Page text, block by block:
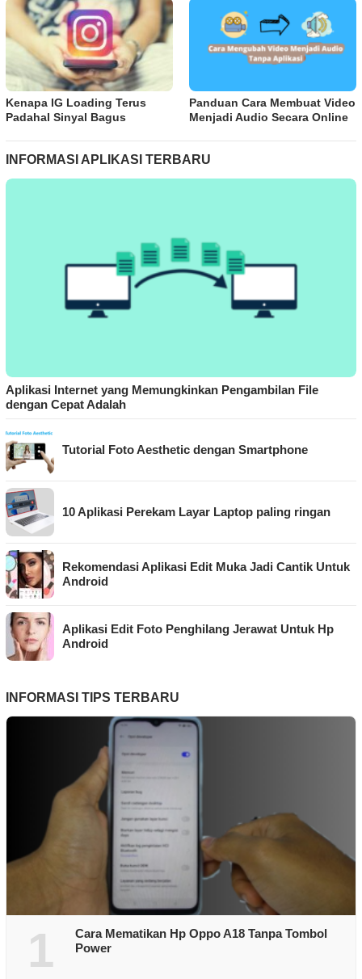
Kenapa IG Loading Terus
Padahal Sinyal Bagus
Panduan Cara Membuat Video
Menjadi Audio Secara Online
INFORMASI APLIKASI TERBARU
Aplikasi Internet yang Memungkinkan Pengambilan File
dengan Cepat Adalah
Tutorial Foto Aesthetic dengan Smartphone
10 Aplikasi Perekam Layar Laptop paling ringan
Rekomendasi Aplikasi Edit Muka Jadi Cantik Untuk
Android
Aplikasi Edit Foto Penghilang Jerawat Untuk Hp
Android
INFORMASI TIPS TERBARU
1
Cara Mematikan Hp Oppo A18 Tanpa Tombol
Power